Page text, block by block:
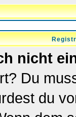
nicht
Du
du